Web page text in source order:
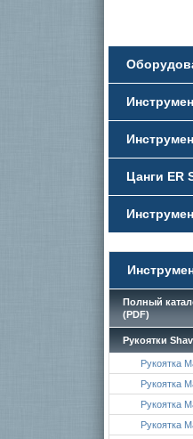
Цанги ER
Полный
(PDF)
Рукоятки
Рукоятка
Рукоятка
Рукоятка
Рукоятка